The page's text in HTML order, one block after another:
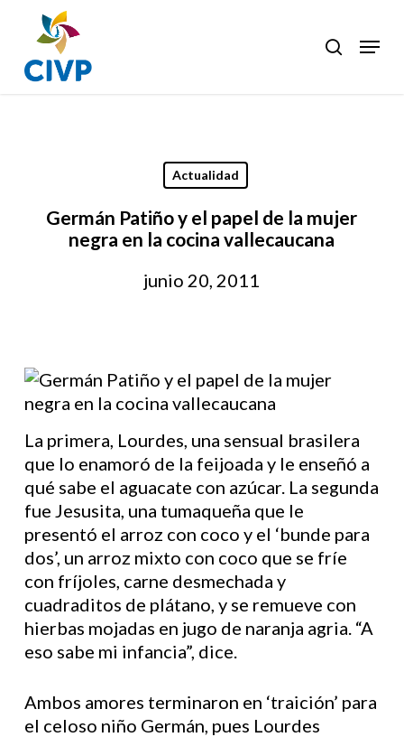
main
content
search
Menu
Actualidad
Germán Patiño y el papel de la mujer
negra en la cocina vallecaucana
junio 20, 2011
La primera, Lourdes, una sensual brasilera
que lo enamoró de la feijoada y le enseñó a
qué sabe el aguacate con azúcar. La segunda
fue Jesusita, una tumaqueña que le
presentó el arroz con coco y el ‘bunde para
dos’, un arroz mixto con coco que se fríe
con fríjoles, carne desmechada y
cuadraditos de plátano, y se remueve con
hierbas mojadas en jugo de naranja agria. “A
eso sabe mi infancia”, dice.
Ambos amores terminaron en ‘traición’ para
el celoso niño Germán, pues Lourdes
Close